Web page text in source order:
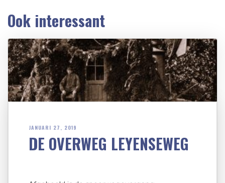
Ook interessant
JANUARI 27, 2019
DE OVERWEG LEYENSEWEG